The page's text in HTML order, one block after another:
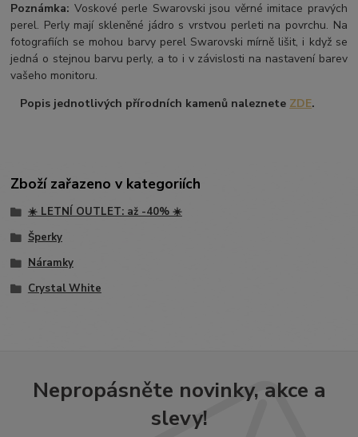
Poznámka: Voskové perle Swarovski jsou věrné imitace pravých
perel. Perly mají skleněné jádro s vrstvou perleti na povrchu. Na
fotografiích se mohou barvy perel Swarovski mírně lišit, i když se
jedná o stejnou barvu perly, a to i v závislosti na nastavení barev
vašeho monitoru.
Popis jednotlivých přírodních kamenů naleznete ZDE.
Zboží zařazeno v kategoriích
☀️ LETNÍ OUTLET: až -40% ☀️
Šperky
Náramky
Crystal White
Nepropásněte novinky, akce a
slevy!